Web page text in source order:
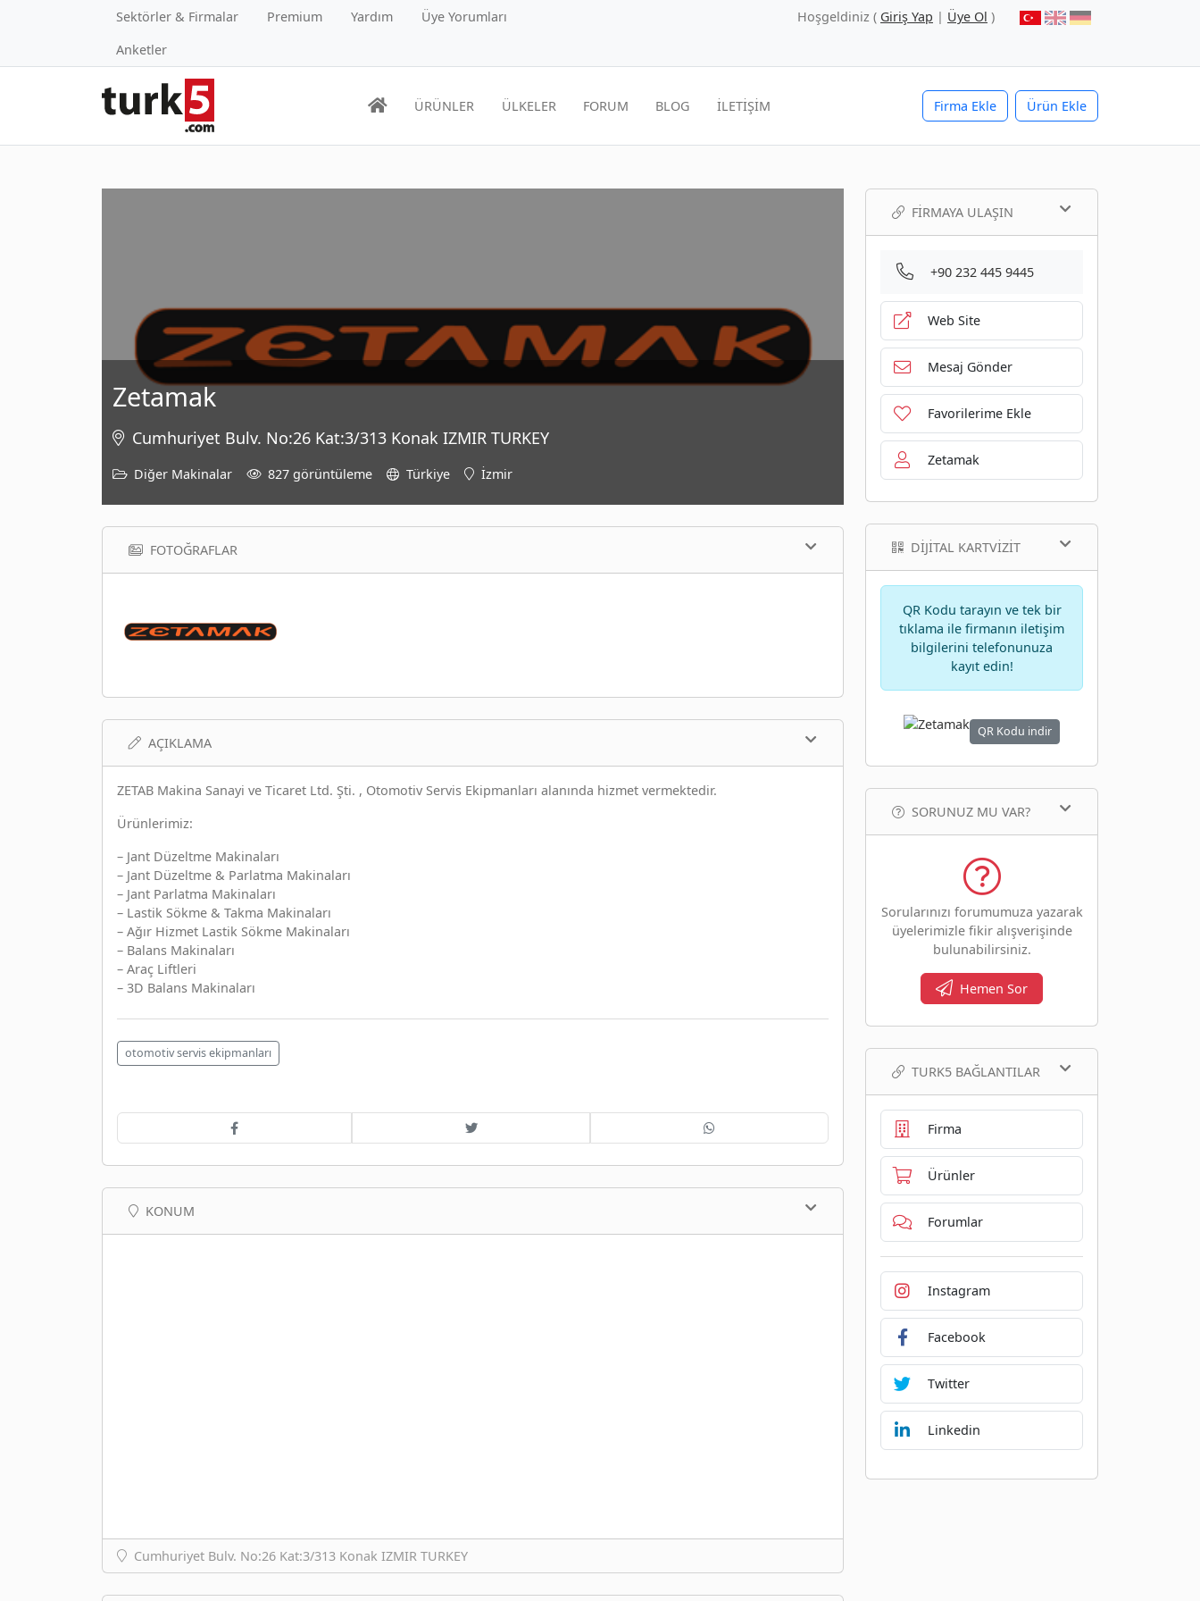
Sektörler & Firmalar Premium Yardım
Üye Yorumları
Anketler
Hoşgeldiniz ( Giriş Yap | Üye Ol )
Firma Ekle Ürün Ekle
ÜRÜNLER ÜLKELER FORUM BLOG İLETİŞİM
Zetamak
Cumhuriyet Bulv. No:26 Kat:3/313 Konak IZMIR TURKEY
Diğer Makinalar 827 görüntüleme Türkiye İzmir
FOTOĞRAFLAR
AÇIKLAMA
ZETAB Makina Sanayi ve Ticaret Ltd. Şti. , Otomotiv Servis Ekipmanları alanında hizmet vermektedir.
Ürünlerimiz:
– Jant Düzeltme Makinaları
– Jant Düzeltme & Parlatma Makinaları
– Jant Parlatma Makinaları
– Lastik Sökme & Takma Makinaları
– Ağır Hizmet Lastik Sökme Makinaları
– Balans Makinaları
– Araç Liftleri
– 3D Balans Makinaları
otomotiv servis ekipmanları
KONUM
Cumhuriyet Bulv. No:26 Kat:3/313 Konak IZMIR TURKEY
FIRMAYA ULAŞIN
+90 232 445 9445
Web Site
Mesaj Gönder
Favorilerime Ekle
Zetamak
DIJITAL KARTVIZIT
QR Kodu tarayın ve tek bir
tıklama ile firmanın iletişim
bilgilerini telefonunuza
kayıt edin!
QR Kodu indir
SORUNUZ MU VAR?
Sorularınızı forumumuza yazarak
üyelerimizle fikir alışverişinde
bulunabilirsiniz.
Hemen Sor
TURK5 BAĞLANTILAR
Firma
Ürünler
Forumlar
Instagram
Facebook
Twitter
Linkedin